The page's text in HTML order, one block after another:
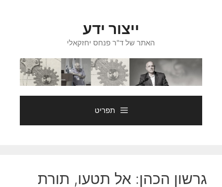
ייצור ידע
האתר של ד"ר פנחס יחזקאלי
תפריט
גרשון הכהן: אל תטעו, תורת